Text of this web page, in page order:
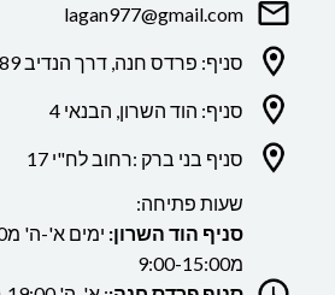
lagan977@gmail.com
סניף: פרדס חנה, דרך הנדיב 89
סניף: הוד השרון, הבנאי 4
סניף בני ברק :רחוב לח"י 17
שעות פתיחה:
סניף הוד השרון:
מ9:00-15:00